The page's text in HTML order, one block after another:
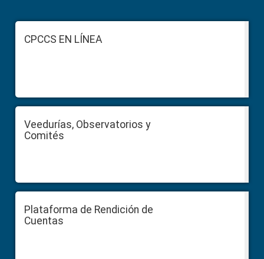
FooterCPCCS EN LÍNEA
Veedurías, Observatorios y
Comités
Plataforma de Rendición de
Cuentas